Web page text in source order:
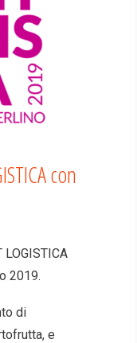
con
LOGISTICA
2019.
di
e